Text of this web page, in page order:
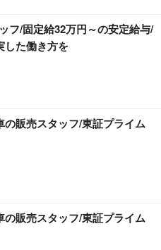
フ/固定給32万円～の安定給与/
した働き方を
販売スタッフ/東証プライム
販売スタッフ/東証プライム